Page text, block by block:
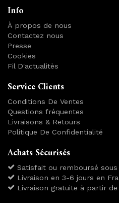
Info
À propos de nous
Contactez nous
Presse
Cookies
Fil D'actualitès
Service Clients
Conditions De Ventes
Questions fréquentes
Livraisons & Retours
Politique De Confidentialité
Achats Sécurisés
Satisfait ou remboursé sous
Livraison en 3-6 jours en
Livraison gratuite à partir